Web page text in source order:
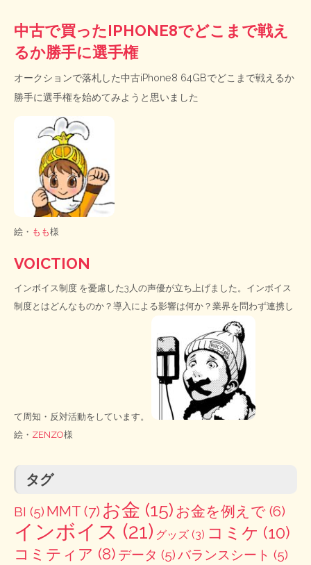
中古で買ったIPHONE8でどこまで戦え
るか勝手に選手権
オークションで落札した中古iPhone8 64GBでどこまで戦えるか
勝手に選手権を始めてみようと思いました
絵・ もも様
VOICTION
インボイス制度 を憂慮した3人の声優が立ち上げました。インボイス
制度とはどんなものか？導入による影響は何か？業界を問わず連携し
て周知・反対活動をしています。
絵・ ZENZO様
タグ
BI (5) MMT (7) お金 (15) お金を例えで (6)
インボイス (21) グッズ (3) コミケ (10)
コミティア (8) データ (5)バランスシート (5)